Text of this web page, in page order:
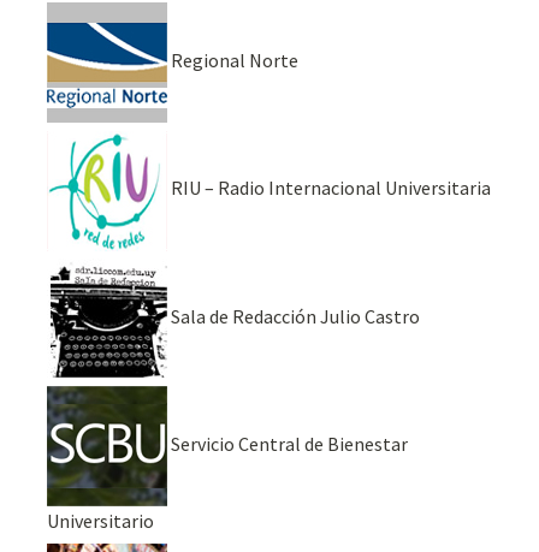
Regional Norte
RIU – Radio Internacional Universitaria
Sala de Redacción Julio Castro
Servicio Central de Bienestar
Universitario